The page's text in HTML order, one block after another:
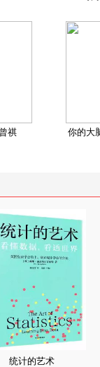
祺 你的大
统计的艺术